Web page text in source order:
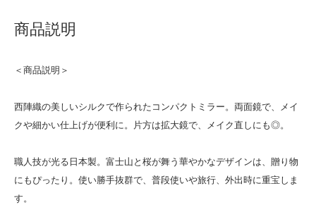
商品説明
＜商品説明＞
西陣織の美しいシルクで作られたコンパクトミラー。両面鏡で、メイ
クや細かい仕上げが便利に。片方は拡大鏡で、メイク直しにも◎。
職人技が光る日本製。富士山と桜が舞う華やかなデザインは、贈り物
にもぴったり。使い勝手抜群で、普段使いや旅行、外出時に重宝しま
す。